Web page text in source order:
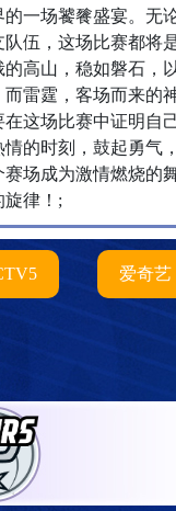
的一场饕餮盛宴。无
队伍，这场比赛都将
的高山，稳如磐石，
而雷霆，客场而来的
在这场比赛中证明自
情的时刻，鼓起勇气
赛场成为激情燃烧的
旋律！;
爱奇艺